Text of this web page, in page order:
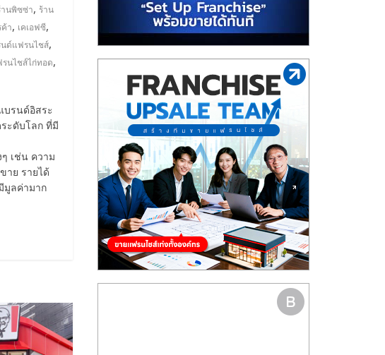
านพิซซ่า, ร้าน
า, เคเอฟซี,
ด์แฟรนไชส์,
นไชส์ไก่ทอด,
บรนด์อิสระ
ะดับโลก ที่มี
เช่น ความ
าย รายได้
มูลค่ามาก